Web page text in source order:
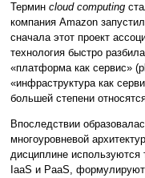
Термин cloud computing
компания Amazon
сначала этот проект
технология быстро
«платформа как сервис»
«инфраструктура как
большей степени
Впоследствии
многоуровневой
дисциплине
IaaS и PaaS,